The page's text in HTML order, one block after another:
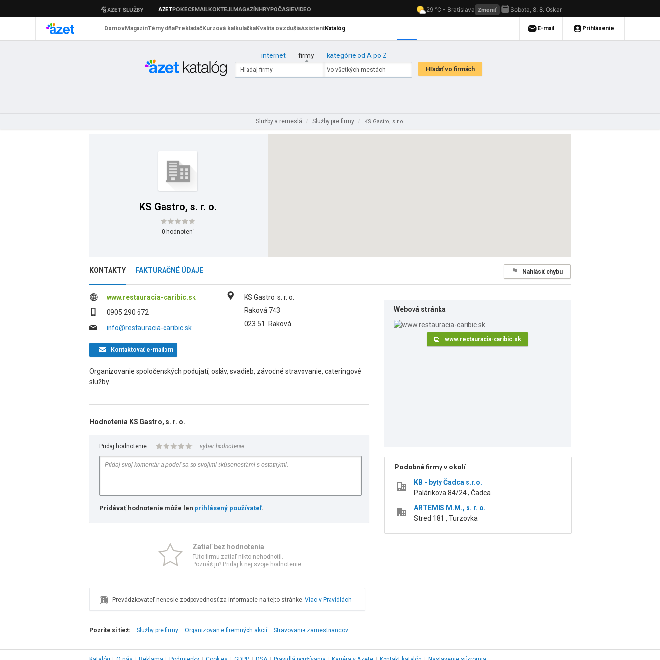
internet firmy kategórie od A po Z
Služby a remeslá / Služby pre firmy / KS Gastro, s.r.o.
KS Gastro, s. r. o.
0 hodnotení
KONTAKTY FAKTURAČNÉ ÚDAJE Nahlásiť chybu
www.restauracia-caribic.sk
0905 290 672
info@restauracia-caribic.sk
KS Gastro, s. r. o.
Raková 743
023 51
Raková
Kontaktovaťe-mailom
Organizovanie spoločenských podujatí, osláv, svadieb, závodné stravovanie, cateringové
služby.
Hodnotenia KS Gastro, s. r. o.
Pridaj hodnotenie: vyber hodnotenie
Pridávať hodnotenie môže len prihlásený používateľ.
Zatiaľ bez hodnotenia
Túto firmu zatiaľ nikto nehodnotil.
Poznáš ju? Pridaj k nej svoje hodnotenie.
Prevádzkovateľ nenesie zodpovednosť za informácie na tejto stránke. Viac v Pravidlách
Webová stránka
www.restauracia-caribic.sk
Podobné firmy v okolí
KB - byty Čadca s.r.o.
Palárikova 84/24 , Čadca
ARTEMIS M.M., s. r. o.
Stred 181 , Turzovka
Pozrite si tiež: Služby pre firmy Organizovanie firemných akcií Stravovanie zamestnancov